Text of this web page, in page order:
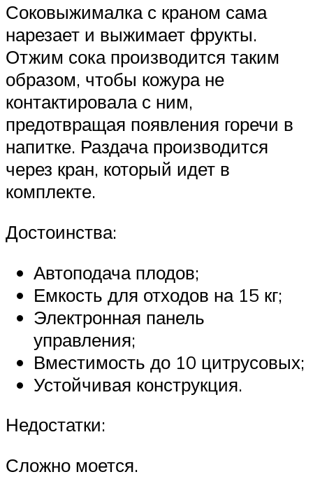
Соковыжималка с краном сама
нарезает и выжимает фрукты.
Отжим сока производится таким
образом, чтобы кожура не
контактировала с ним,
предотвращая появления горечи в
напитке. Раздача производится
через кран, который идет в
комплекте.
Достоинства:
Автоподача плодов;
Емкость для отходов на 15 кг;
Электронная панель
управления;
Вместимость до 10 цитрусовых;
Устойчивая конструкция.
Недостатки:
Сложно моется.